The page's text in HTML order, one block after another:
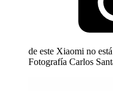
de este Xiaomi no
Fotografía Carlos